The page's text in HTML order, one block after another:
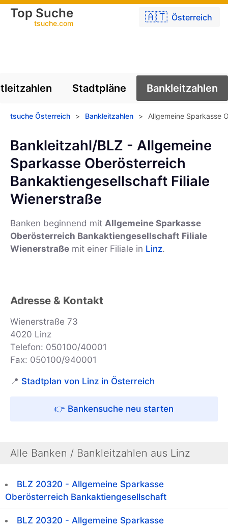
🇦🇹 Österreich
Top Suche
tsuche.com
Stadtpläne Bankleitzahlen
tsuche Österreich > Bankleitzahlen > Allgemeine Sparkasse
Bankleitzahl/BLZ - Allgemeine
Sparkasse Oberösterreich
Bankaktiengesellschaft Filiale
Wienerstraße
Banken beginnend mit Allgemeine Sparkasse
Oberösterreich Bankaktiengesellschaft Filiale
Wienerstraße mit einer Filiale in Linz.
Adresse & Kontakt
Wienerstraße 73
4020 Linz
Telefon: 050100/40001
Fax: 050100/940001
📍 Stadtplan von Linz in Österreich
👉 Bankensuche neu starten
Alle Banken / Bankleitzahlen aus Linz
BLZ 20320 - Allgemeine Sparkasse
Oberösterreich Bankaktiengesellschaft
BLZ 20320 - Allgemeine Sparkasse